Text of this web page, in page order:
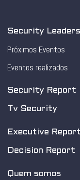
Security Leaders
Próximos Eventos
Eventos realizados
Security Report
Tv Security
Executive Report
Decision Report
Quem somos